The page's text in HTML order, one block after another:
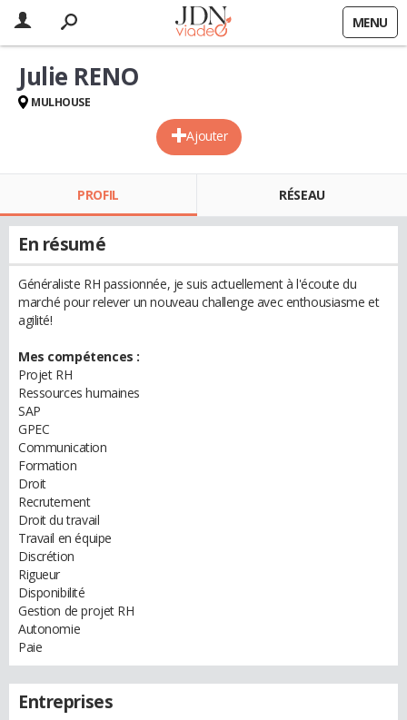
MENU
Ajouter
Julie RENO
MULHOUSE
PROFIL RÉSEAU
En résumé
Généraliste RH passionnée, je suis actuellement à l'écoute du
marché pour relever un nouveau challenge avec enthousiasme et
agilité!
Mes compétences :
Projet RH
Ressources humaines
SAP
GPEC
Communication
Formation
Droit
Recrutement
Droit du travail
Travail en équipe
Discrétion
Rigueur
Disponibilité
Gestion de projet RH
Autonomie
Paie
Entreprises